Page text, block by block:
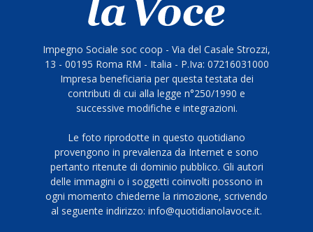
Impegno Sociale soc coop - Via del Casale Strozzi,
13 - 00195 Roma RM - Italia - P.Iva: 07216031000
Impresa beneficiaria per questa testata dei
contributi di cui alla legge n°250/1990 e
successive modifiche e integrazioni.
Le foto riprodotte in questo quotidiano
provengono in prevalenza da Internet e sono
pertanto ritenute di dominio pubblico. Gli autori
delle immagini o i soggetti coinvolti possono in
ogni momento chiederne la rimozione, scrivendo
al seguente indirizzo: info@quotidianolavoce.it.